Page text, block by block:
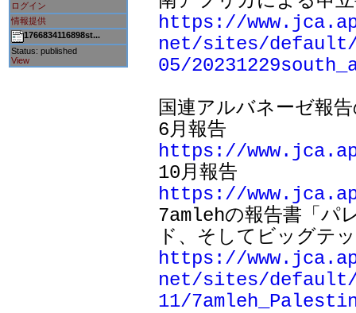
ログイン
情報提供
1766834116898st...
Status: published
View
https://
net/sites/
05/
国連アルバネーゼ報
https://
https://
7amlehの報告書「パ
https://
net/sites/
11/